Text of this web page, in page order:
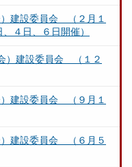
建設委員会 （２月１
４日、６日開催）
）建設委員会 （１２
建設委員会 （９月１
建設委員会 （６月５